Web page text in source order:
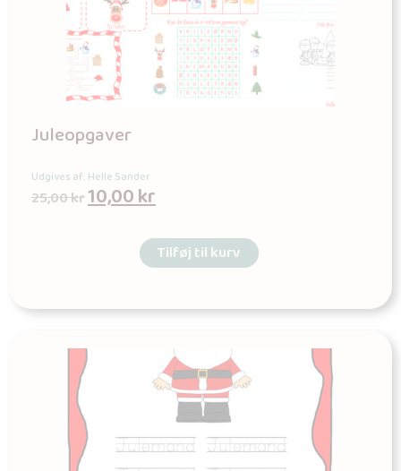
Juleopgaver
Udgives af: Helle Sander
25,00kr10,00kr
Tilføj til kurv